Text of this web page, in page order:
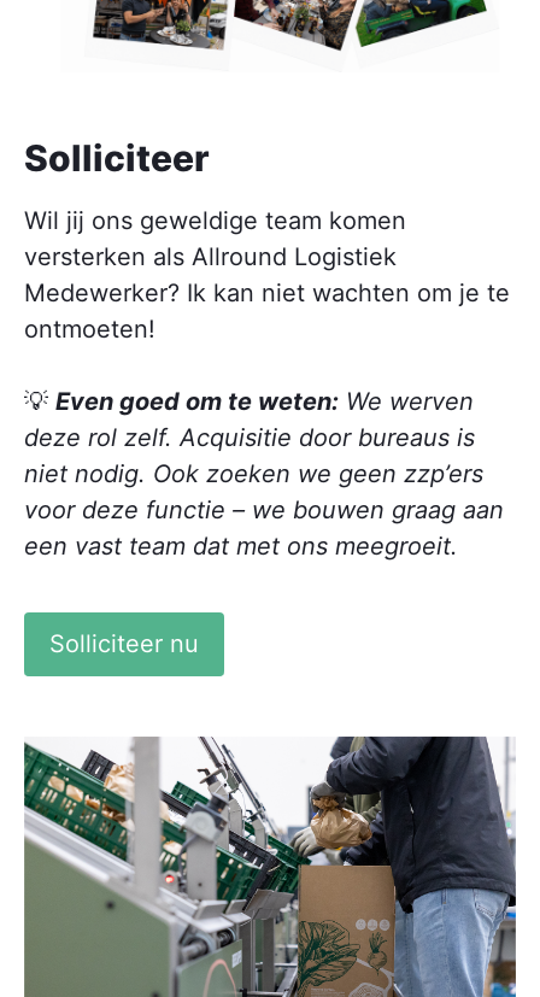
Solliciteer
Wil jij ons geweldige team komen
versterken als Allround Logistiek
Medewerker? Ik kan niet wachten om je te
ontmoeten!
💡 Even goed om te weten: We werven
deze rol zelf. Acquisitie door bureaus is
niet nodig. Ook zoeken we geen zzp’ers
voor deze functie – we bouwen graag aan
een vast team dat met ons meegroeit.
Solliciteer nu